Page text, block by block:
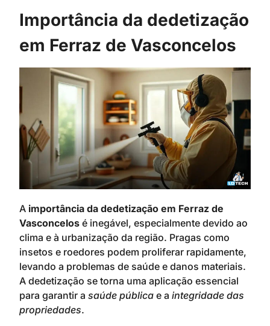
Importância da dedetização
em Ferraz de Vasconcelos
A importância da dedetização em Ferraz de
Vasconcelos é inegável, especialmente devido ao
clima e à urbanização da região. Pragas como
insetos e roedores podem proliferar rapidamente,
levando a problemas de saúde e danos materiais.
A dedetização se torna uma aplicação essencial
para garantir a saúde pública e a integridade das
propriedades.